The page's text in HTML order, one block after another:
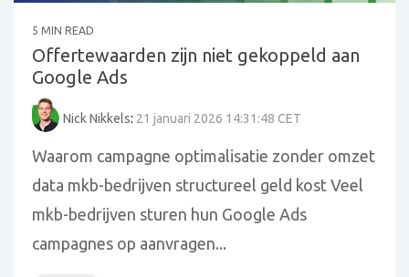
5 MIN READ
Offertewaarden zijn niet gekoppeld aan
Google Ads
Nick Nikkels: 21 januari 2026 14:31:48 CET
Waarom campagne optimalisatie zonder omzet
data mkb-bedrijven structureel geld kost Veel
mkb-bedrijven sturen hun Google Ads
campagnes op aanvragen...